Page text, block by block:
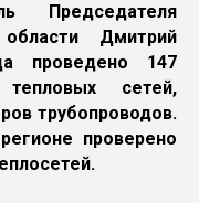
Председателя
области Дмитрий
проведено 147
тепловых сетей,
трубопроводов.
проверено